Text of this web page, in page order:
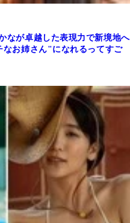
なが卓越した表現力で新境地へ
なお姉さん"になれるってすご